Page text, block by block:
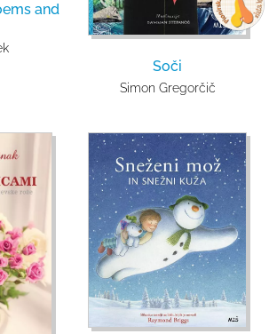
and
Soči
Simon Gregorčič